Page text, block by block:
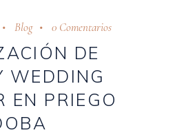
Blog 0 Comentarios
DE
WEDDING
EN PRIEGO